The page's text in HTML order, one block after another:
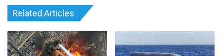
Related Articles